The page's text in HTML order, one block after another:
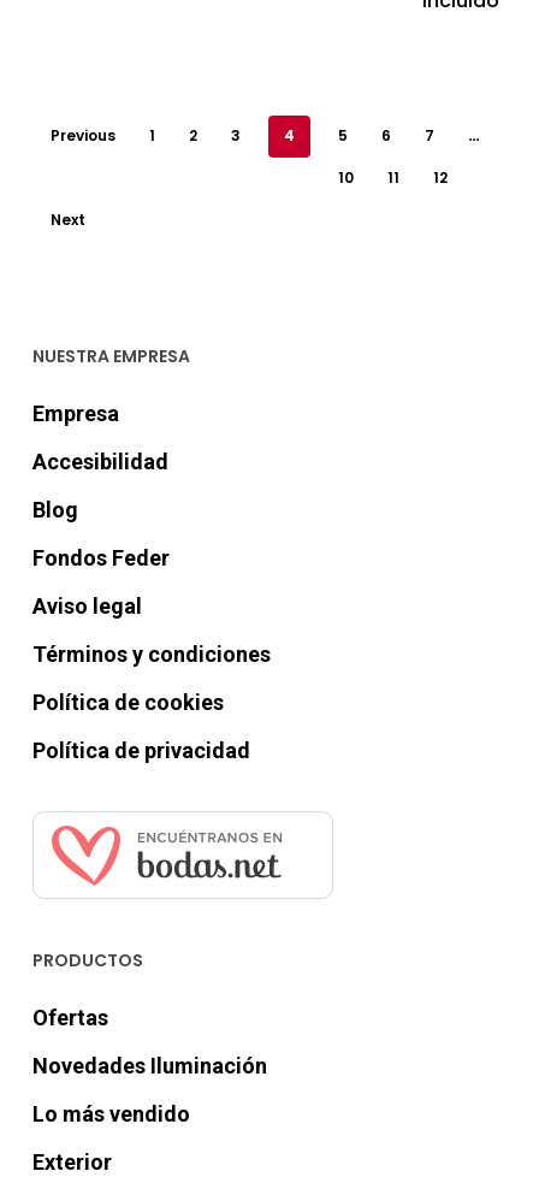
Previous 1 2 3 4 5 6 7 …
10 11 12
Next
NUESTRA EMPRESA
Empresa
Accesibilidad
Blog
Fondos Feder
Aviso legal
Términos y condiciones
Política de cookies
Política de privacidad
PRODUCTOS
Ofertas
Novedades Iluminación
Lo más vendido
Exterior